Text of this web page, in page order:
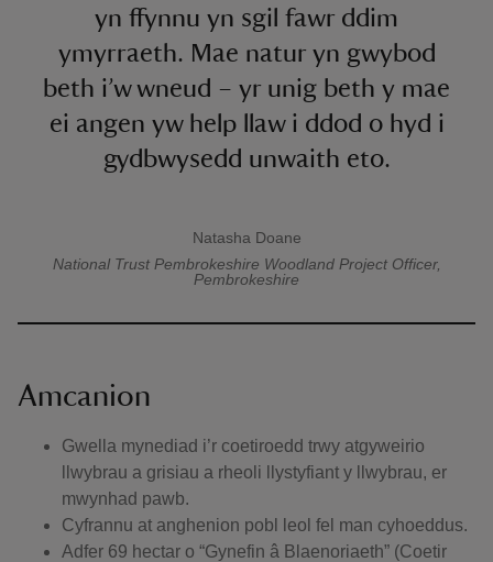
yn ffynnu yn sgil fawr ddim
ymyrraeth. Mae natur yn gwybod
beth i’w wneud – yr unig beth y mae
ei angen yw help llaw i ddod o hyd i
gydbwysedd unwaith eto.
Dyfyniad gan
Natasha Doane
National Trust Pembrokeshire Woodland Project Officer,
Pembrokeshire
Amcanion
Gwella mynediad i’r coetiroedd trwy atgyweirio
llwybrau a grisiau a rheoli llystyfiant y llwybrau, er
mwynhad pawb.
Cyfrannu at anghenion pobl leol fel man cyhoeddus.
Adfer 69 hectar o “Gynefin â Blaenoriaeth” (Coetir